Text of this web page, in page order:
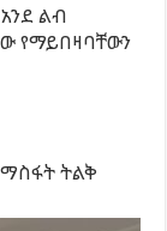
ልብ
የማይበዛባቸውን
ትልቅ